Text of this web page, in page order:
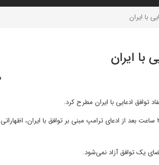
با ایران
با ایران
توافق ادعایی با ایران مطرح کرد.
به گزارش خبرگزاری مهر به نقل از الجزیره، جی دی ونس، معاون رئیس جمهور آمریکا کمتر از ۲۴ ساعت بعد از ادعای ترامپ مبنی بر توافق با ایران، اظهاراتی
یک توافق آزاد نمی‌شود.